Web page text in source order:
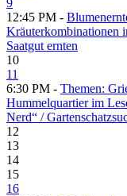
12:45 PM -
Kräuterkombinationen
Saatgut ernten
10
11
6:30 PM - Themen:
Hummelquartier im
Nerd“ /​
12
13
14
15
16